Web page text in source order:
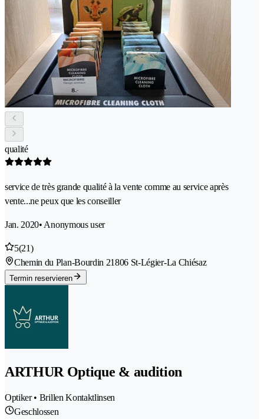
qualité
service de très grande qualité à la vente comme au service après
vente...ne peux que les conseiller
Jan. 2020• Anonymous user
5(21)
Chemin du Plan-Bourdin 21806 St-Légier-La Chiésaz
Termin reservieren
ARTHUR Optique & audition
Optiker • Brillen Kontaktlinsen
Geschlossen